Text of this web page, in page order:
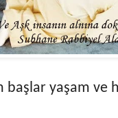
başlar yaşam ve